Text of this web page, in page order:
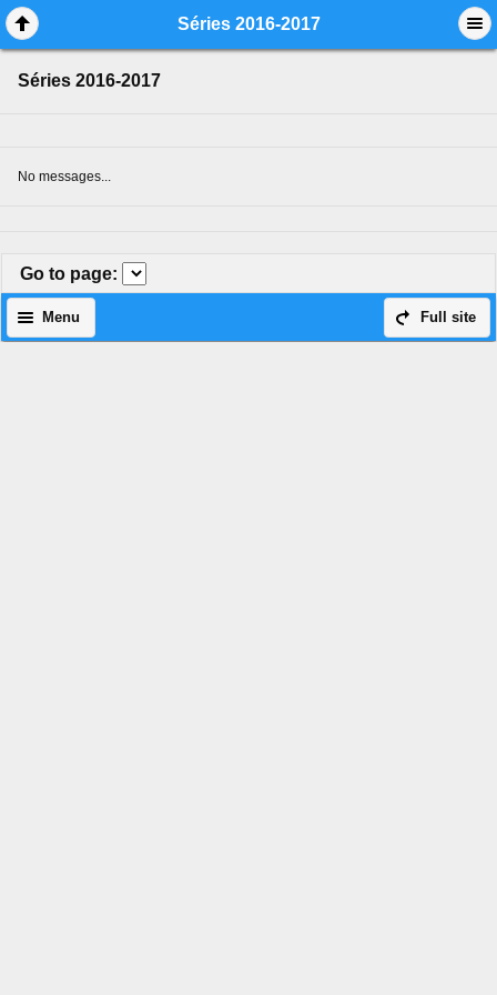
Séries 2016-2017
Séries 2016-2017
No messages...
Go to page:
Full site
Menu